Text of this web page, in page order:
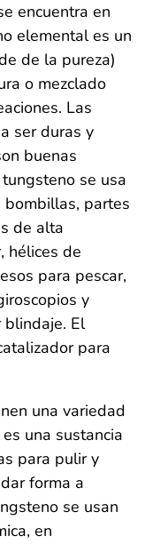
encuentra en
elemental es un
de la pureza)
o mezclado
Las
ser duras y
buenas
se usa
partes
de alta
hélices de
para pescar,
y
blindaje. El
para
una variedad
una sustancia
para pulir y
forma a
se usan
en